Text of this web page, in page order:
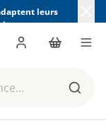
leurs
avant votre
Panier